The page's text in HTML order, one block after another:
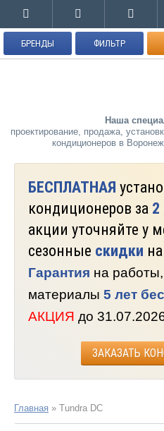
Наша
проектирование, продажа,
кондиционеров в
БРЕНДЫ ФИЛЬТР
БЕСПЛАТНАЯ
кондиционеров за 2
акции уточняйте у
сезонные скидки
Гарантия на
материалы 5 лет
АКЦИЯ до
ЗАКАЗАТЬ
Главная » Tundra DC